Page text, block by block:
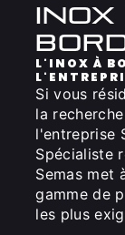
inox
L'INOX À
Si vous
la
l'entreprise
Spécialiste
Semas met
gamme de
les plus